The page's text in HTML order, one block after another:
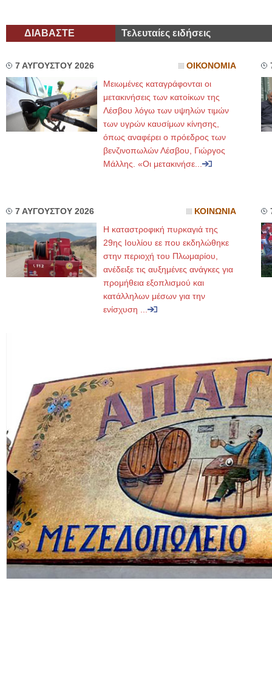
ΔΙΑΒΑΣΤΕ Τελευταίες ειδήσεις
7 ΑΥΓΟΥΣΤΟΥ 2026 ΟΙΚΟΝΟΜΙΑ
Μειωμένες καταγράφονται οι
μετακινήσεις των κατοίκων της
Λέσβου λόγω των υψηλών τιμών
των υγρών καυσίμων κίνησης,
όπως αναφέρει ο πρόεδρος των
βενζινοπωλών Λέσβου, Γιώργος
Μάλλης. «Οι μετακινήσε...
7 ΑΥΓΟΥΣΤΟΥ 2026 ΚΟΙΝΩΝΙΑ
Η καταστροφική πυρκαγιά της
29ης Ιουλίου εε που εκδηλώθηκε
στην περιοχή του Πλωμαρίου,
ανέδειξε τις αυξημένες ανάγκες για
προμήθεια εξοπλισμού και
κατάλληλων μέσων για την
ενίσχυση ...